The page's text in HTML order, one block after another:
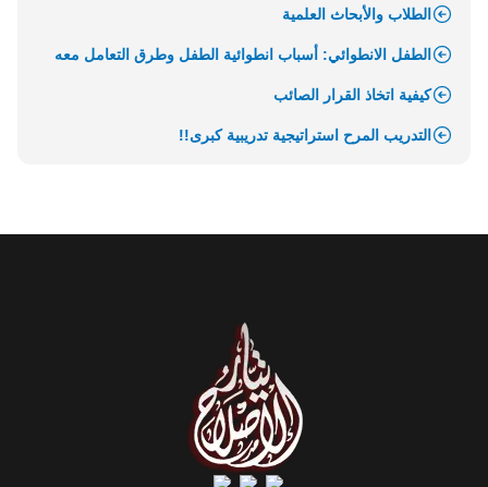
الطلاب والأبحاث العلمية
الطفل الانطوائي: أسباب انطوائية الطفل وطرق التعامل معه
كيفية اتخاذ القرار الصائب
التدريب المرح استراتيجية تدريبية كبرى!!